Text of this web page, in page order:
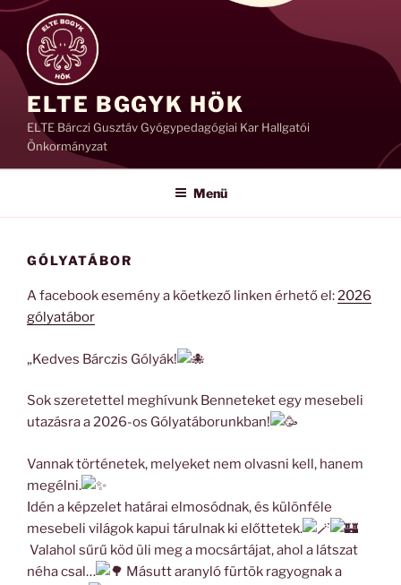
Tartalomhoz
ELTE BGGYK HÖK
ELTE Bárczi Gusztáv Gyógypedagógiai Kar Hallgatói
Önkormányzat
Menü
GÓLYATÁBOR
A facebook esemény a köetkező linken érhető el:2026
gólyatábor
„Kedves Bárczis Gólyák!
Sok szeretettel meghívunk Benneteket egy mesebeli
utazásra a 2026-os Gólyatáborunkban!
Vannak történetek, melyeket nem olvasni kell, hanem
megélni.
Idén a képzelet határai elmosódnak, és különféle
mesebeli világok kapui tárulnak ki előttetek.
Valahol sűrű köd üli meg a mocsártájat, ahol a látszat
néha csal…
Másutt aranyló fürtök ragyognak a